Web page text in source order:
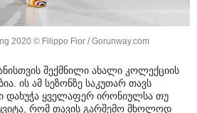
2020 © Filippo Fior / Gorunway.com
შექმნილი ახალი კოლექციის
ის ამ სეზონზე საკუთარ თავს
დახუჭა ყველაფერ ირონიულსა თუ
რომ თავის გარშემო მხოლოდ